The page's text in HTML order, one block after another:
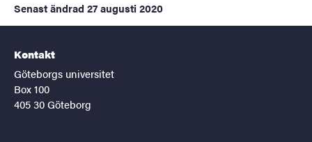
Senast ändrad 27 augusti 2020
Kontakt
Göteborgs universitet
Box 100
405 30 Göteborg